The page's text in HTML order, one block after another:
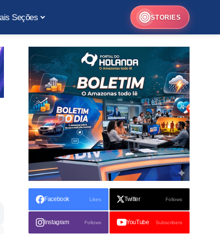
Seções STORIES
Facebook Likes Twitter Follows
Instagram Follows YouTube Subscribers